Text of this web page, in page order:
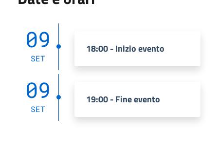
09
SET
18:00 - Inizio evento
09
SET
19:00 - Fine evento